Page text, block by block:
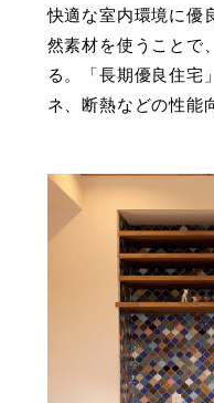
快適な室内環境に優
然素材を使うことで
る。「長期優良住宅
ネ、断熱などの性能